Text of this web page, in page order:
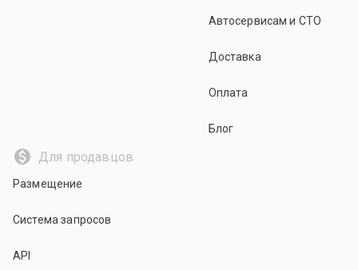
Автосервисам и СТО
Доставка
Оплата
Блог
Для продавцов
Размещение
Система запросов
API